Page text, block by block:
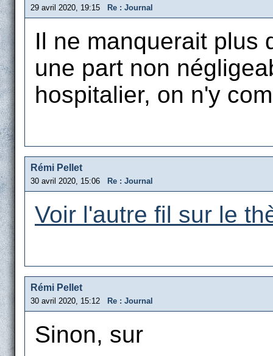
29 avril 2020, 19:15 Re : Journal
Il ne manquerait plus
une part non
hospitalier, on n'y
Rémi Pellet
30 avril 2020, 15:06 Re : Journal
Voir l'autre fil sur le
Rémi Pellet
30 avril 2020, 15:12 Re : Journal
Sinon, sur